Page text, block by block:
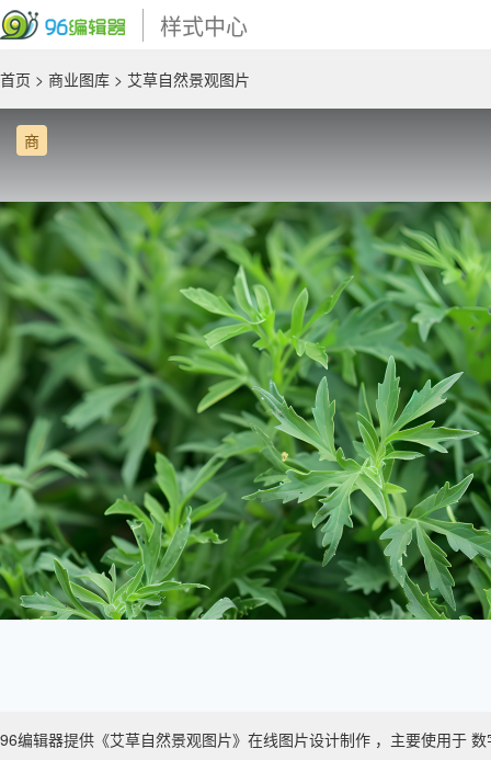
样式中心
首页 > 商业图库 > 艾草自然景观图片
商
96编辑器提供《艾草自然景观图片》在线图片设计制作 ，主要使用于